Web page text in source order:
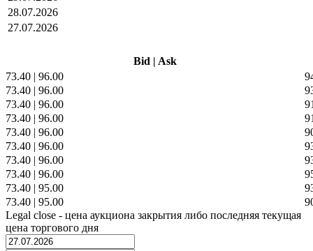
28.07.2026
27.07.2026
Bid | Ask
73.40 | 96.00
73.40 | 96.00
73.40 | 96.00
73.40 | 96.00
73.40 | 96.00
73.40 | 96.00
73.40 | 96.00
73.40 | 96.00
73.40 | 95.00
73.40 | 95.00
Legal close - цена аукциона закрытия либо последняя текущая
цена торгового дня